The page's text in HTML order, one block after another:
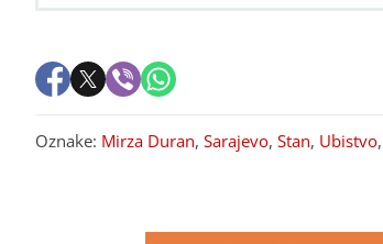
Oznake: Mirza Duran, Sarajevo, Stan, Ubistvo,